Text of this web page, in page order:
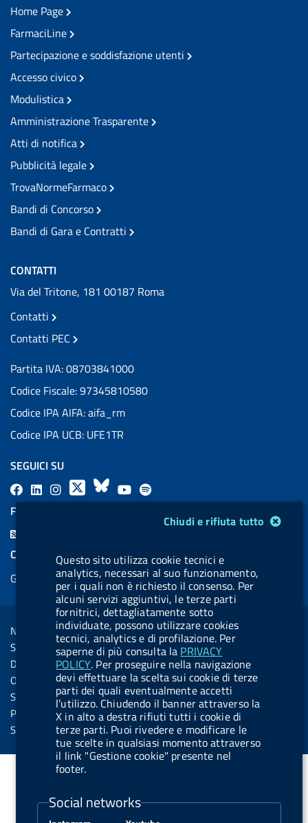
Chiudi e rifiuta tutto
Questo sito utilizza cookie tecnici e
analytics, necessari al suo funzionamento,
per i quali non è richiesto il consenso. Per
alcuni servizi aggiuntivi, le terze parti
fornitrici, dettagliatamente sotto
individuate, possono utilizzare cookies
tecnici, analytics e di profilazione. Per
saperne di più consulta la PRIVACY
POLICY. Per proseguire nella navigazione
devi effettuare la scelta sui cookie di terze
parti dei quali eventualmente accetti
l’utilizzo. Chiudendo il banner attraverso la
X in alto a destra rifiuti tutti i cookie di
terze parti. Puoi rivedere e modificare le
tue scelte in qualsiasi momento attraverso
il link "Gestione cookie" presente nel
footer.
Social networks
Home Page
FarmaciLine
Partecipazione e soddisfazione utenti
Accesso civico
Modulistica
Amministrazione Trasparente
Atti di notifica
Pubblicità legale
TrovaNormeFarmaco
Bandi di Concorso
Bandi di Gara e Contratti
CONTATTI
Via del Tritone, 181 00187 Roma
Contatti
Contatti PEC
Partita IVA: 08703841000
Codice Fiscale: 97345810580
Codice IPA AIFA: aifa_rm
Codice IPA UCB: UFE1TR
SEGUICI SU
F
a
L
i
a
l
.
b
u
t
t
o
n
.
i
n
s
a
X
B
l
s
k
y
Y
o
u
b
e
l
a
l
.
b
u
t
t
o
n
.
s
p
o
i
FEED RSS
COOKIES
Gestione cookie
Sezione Link Utili
Note legali
Social Media Policy
Dichiarazione di accessibilità
Obiettivi di accessibilità
Statistiche sito
Privacy
Servizi Online